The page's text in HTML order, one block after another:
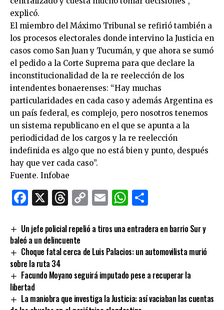
explicó.
El miembro del Máximo Tribunal se refirió también a
los procesos electorales donde intervino la Justicia en
casos como San Juan y Tucumán, y que ahora se sumó
el pedido a la Corte Suprema para que declare la
inconstitucionalidad de la re reelección de los
intendentes bonaerenses: “Hay muchas
particularidades en cada caso y además Argentina es
un país federal, es complejo, pero nosotros tenemos
un sistema republicano en el que se apunta a la
periodicidad de los cargos y la re reelección
indefinida es algo que no está bien y punto, después
hay que ver cada caso”.
Fuente. Infobae
Facebook
X Threads
CopyEmailWhatsApp
Un jefe policial repelió a tiros una entradera en barrio Sur y
baleó a un delincuente
Choque fatal cerca de Luis Palacios: un automovilista murió
sobre la ruta 34
Facundo Moyano seguirá imputado pese a recuperar la
libertad
La maniobra que investiga la Justicia: así vaciaban las cuentas